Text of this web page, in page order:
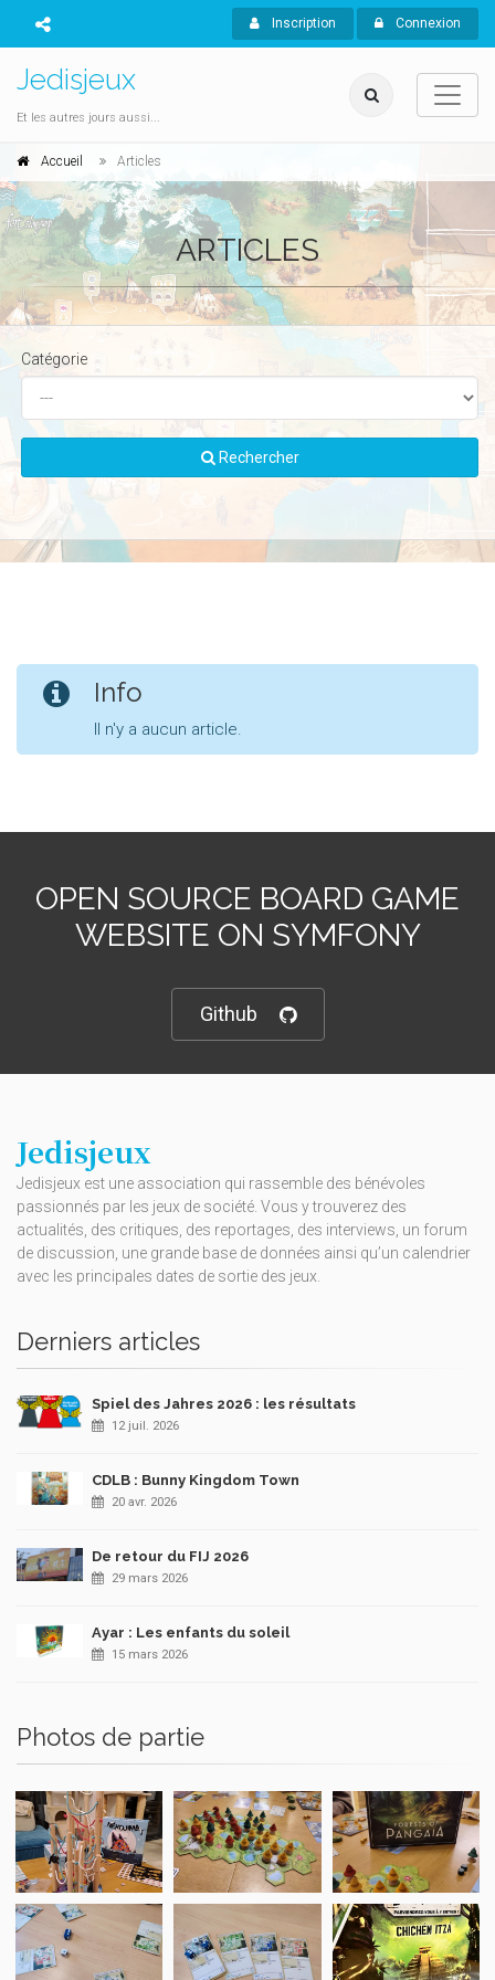
Inscription Connexion
Jedisjeux
Et les autres jours aussi...
Accueil Articles
ARTICLES
Catégorie
Rechercher
Info
Il n'y a aucun article.
OPEN SOURCE BOARD GAME
WEBSITE ON SYMFONY
Github
Jedisjeux
Jedisjeux est une association qui rassemble des bénévoles
passionnés par les jeux de société. Vous y trouverez des
actualités, des critiques, des reportages, des interviews, un forum
de discussion, une grande base de données ainsi qu’un calendrier
avec les principales dates de sortie des jeux.
Derniers articles
Spiel des Jahres 2026 : les résultats
12 juil. 2026
CDLB : Bunny Kingdom Town
20 avr. 2026
De retour du FIJ 2026
29 mars 2026
Ayar : Les enfants du soleil
15 mars 2026
Photos de partie